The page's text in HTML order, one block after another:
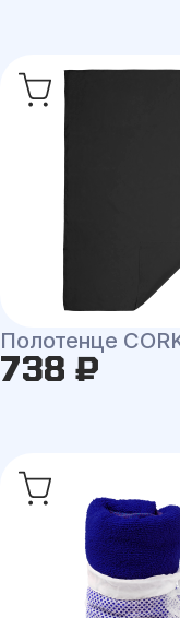
Полотенце
738 ₽